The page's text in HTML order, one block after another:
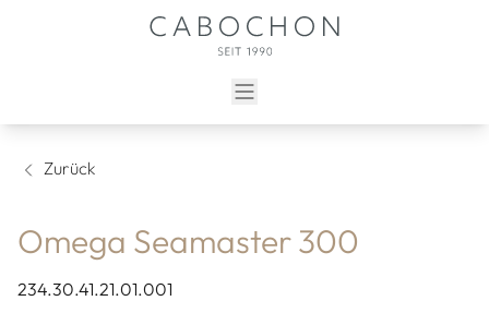
Zurück
Omega Seamaster 300
234.30.41.21.01.001